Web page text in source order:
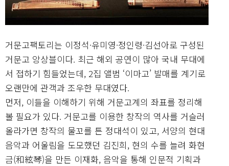
거문고팩토리는 이정석·유미영·정인령·김선아로 구성된
거문고 앙상블이다. 최근 해외 공연이 많아 국내 무대에
서 접하기 힘들었는데, 2집 앨범 ‘이마고’ 발매를 계기로
오랜만에 관객과 조우한 무대였다.
먼저, 이들을 이해하기 위해 거문고계의 좌표를 정리해
볼 필요가 있다. 거문고를 이용한 창작의 역사를 거슬러
올라가면 창작의 물꼬를 튼 정대석이 있고, 서양의 현대
음악과 어울림을 도모했던 김진희, 현의 수를 늘려 화현
금(和絃琴)을 만든 이재화, 음악을 통해 인문적 기획과